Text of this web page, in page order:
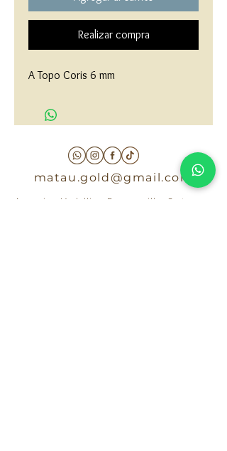
Realizar compra
A Topo Coris 6 mm
matau.gold@gmail.com
Armenia - Medellin - Barranquilla -Cartagena